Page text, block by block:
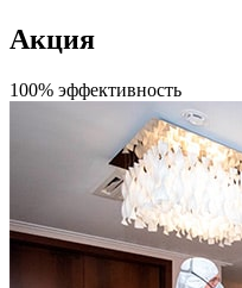
Акция
100% эффективность